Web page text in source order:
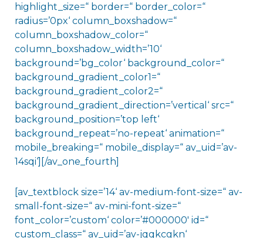
highlight_size=“ border=“ border_color=“
radius=’0px‘ column_boxshadow=“
column_boxshadow_color=“
column_boxshadow_width=’10‘
background=’bg_color‘ background_color=“
background_gradient_color1=“
background_gradient_color2=“
background_gradient_direction=’vertical‘ src=“
background_position=’top left‘
background_repeat=’no-repeat‘ animation=“
mobile_breaking=“ mobile_display=“ av_uid=’av-
14sqi‘][/av_one_fourth]
[av_textblock size=’14‘ av-medium-font-size=“ av-
small-font-size=“ av-mini-font-size=“
font_color=’custom‘ color=’#000000′ id=“
custom_class=“ av_uid=’av-jqqkcgkn‘